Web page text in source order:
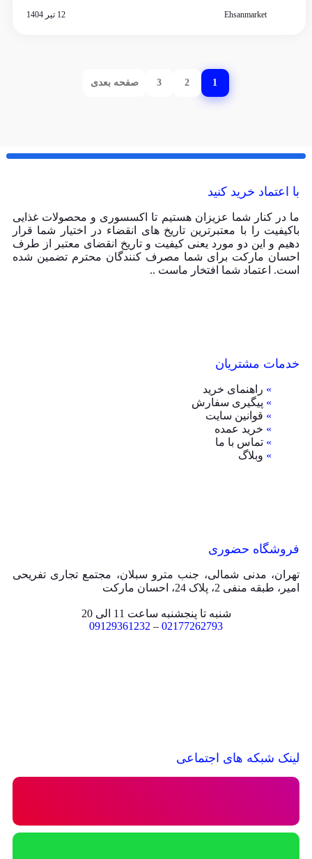
Ehsanmarket
1
2
3 صفحه بعدی
با اعتماد خرید کنید
ما در کنار شما عزیزان هستیم تا اکسسوری و محصولات غذایی
باکیفیت را با معتبرترین تاریخ های انقضاء در اختیار شما قرار
دهیم و این دو مورد یعنی کیفیت و تاریخ انقضای معتبر از طرف
احسان مارکت برای شما مصرف کنندگان محترم تضمین شده
است. اعتماد شما افتخار ماست ..
خدمات مشتریان
» راهنمای خرید
» پیگیری سفارش
» قوانین سایت
» خرید عمده
» تماس با ما
» وبلاگ
فروشگاه حضوری
تهران، مدنی شمالی، جنب مترو سبلان، مجتمع تجاری تفریحی
امیر، طبقه منفی 2، پلاک 24، احسان مارکت
شنبه تا پنجشنبه ساعت 11 الی 20
02177262793
–
09129361232
لینک شبکه های اجتماعی